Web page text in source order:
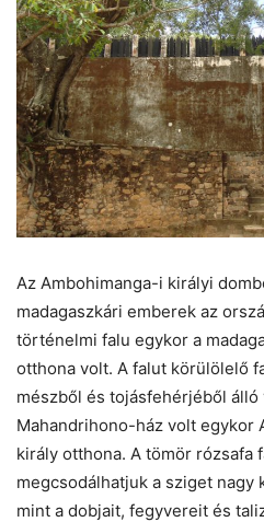
Az Ambohimanga-i királyi
madagaszkári emberek az
történelmi falu egykor a
otthona volt. A falut körülölelő
mészből és tojásfehérjéből álló
Mahandrihono-ház volt egykor
király otthona. A tömör rózsafa
megcsodálhatjuk a sziget nagy
mint a dobjait, fegyvereit és